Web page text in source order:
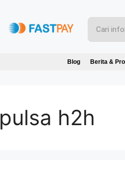
Blog Berita &
pulsa h2h